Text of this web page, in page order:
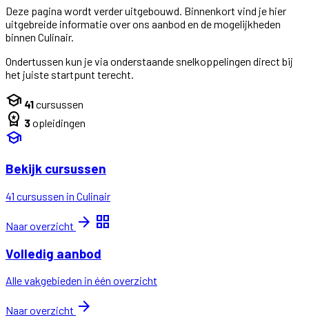
Deze pagina wordt verder uitgebouwd. Binnenkort vind je hier
uitgebreide informatie over ons aanbod en de mogelijkheden
binnen Culinair.
Ondertussen kun je via onderstaande snelkoppelingen direct bij
het juiste startpunt terecht.
school 41cursussen
workspace_premium 3opleidingen
school
Bekijk cursussen
41 cursussen in Culinair
Naar overzicht arrow_forward grid_view
Volledig aanbod
Alle vakgebieden in één overzicht
Naar overzicht arrow_forward